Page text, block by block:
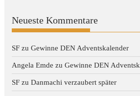
Neueste Kommentare
SF zuGewinne DEN Adventskalender
Angela Emde zuGewinne DEN
SF zuDanmachi verzaubert später